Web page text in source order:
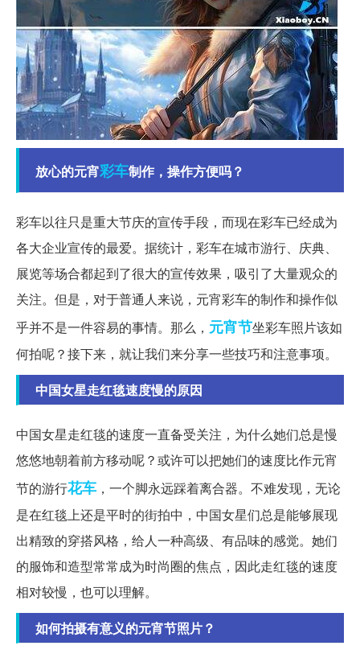
放心的元宵彩车制作，操作方便吗？
彩车以往只是重大节庆的宣传手段，而现在彩车已经成为
各大企业宣传的最爱。据统计，彩车在城市游行、庆典、
展览等场合都起到了很大的宣传效果，吸引了大量观众的
关注。但是，对于普通人来说，元宵彩车的制作和操作似
乎并不是一件容易的事情。那么， 元宵节坐彩车照片该如
何拍呢？接下来，就让我们来分享一些技巧和注意事项。
中国女星走红毯速度慢的原因
中国女星走红毯的速度一直备受关注，为什么她们总是慢
悠悠地朝着前方移动呢？或许可以把她们的速度比作元宵
节的游行花车 ，一个脚永远踩着离合器。不难发现，无论
是在红毯上还是平时的街拍中，中国女星们总是能够展现
出精致的穿搭风格，给人一种高级、有品味的感觉。她们
的服饰和造型常常成为时尚圈的焦点，因此走红毯的速度
相对较慢，也可以理解。
如何拍摄有意义的元宵节照片？